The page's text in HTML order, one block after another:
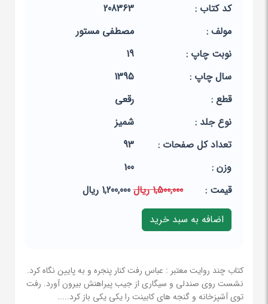
کد کتاب :
208363
مولف :
مصطفی مستور
نوبت چاپ :
19
سال چاپ :
1395
قطع :
رقعی
نوع جلد :
شمیز
تعداد کل صفحات :
93
وزن :
100
قيمت :
1,500,000 ریال 1,200,000 ریال
کتاب چند روایت معتبر : عباس رفت کنار پنجره و به پایین نگاه کرد.
نشست روی صندلی و سیگاری از جیب پیراهنش بیرون آورد. رفت
توی آشپزخانه و گنجه های کابینت را یکی یکی باز کرد.....